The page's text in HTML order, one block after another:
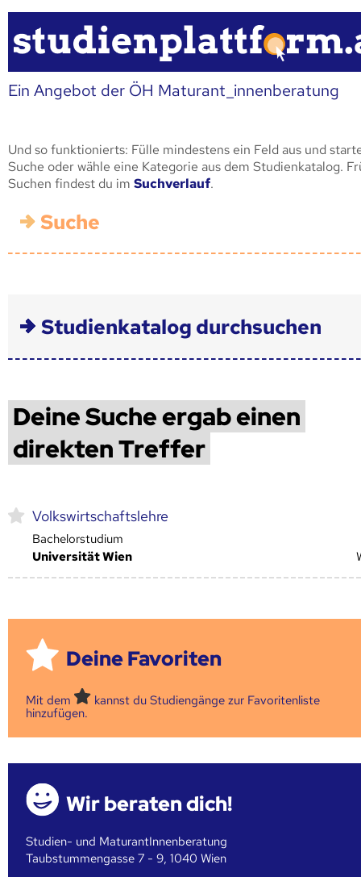
Ein Angebot der ÖH Maturant_innenberatung
Und so funktionierts: Fülle mindestens ein Feld aus und
Suche oder wähle eine Kategorie aus dem Studienkatalog.
Suchen findest du im Suchverlauf.
Suche
Studienkatalog durchsuchen
Deine Suche ergab einen
direkten Treffer
Volkswirtschaftslehre
Bachelorstudium
Universität Wien
Deine Favoriten
Mit dem
kannst du Studiengänge zur Favoritenliste
hinzufügen.
Wir beraten dich!
Studien- und MaturantInnenberatung
Taubstummengasse 7 - 9, 1040 Wien